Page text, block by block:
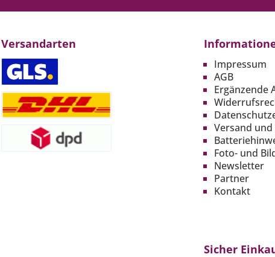
Versandarten
Impressum
AGB
Ergänzende
Versand
Foto- und
Newsletter
Partner
Kontakt
Sicher